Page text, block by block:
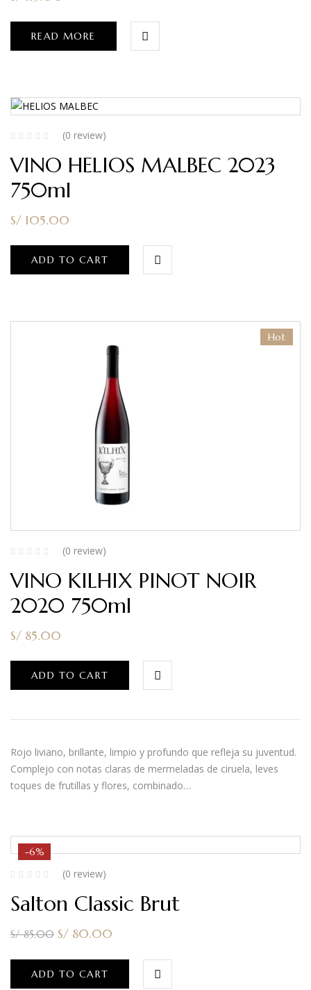
READ MORE
(0 review)
VINO HELIOS MALBEC 2023
750ml
S/ 105.00
ADD TO CART
Hot
(0 review)
VINO KILHIX PINOT NOIR
2020 750ml
S/ 85.00
ADD TO CART
Rojo liviano, brillante, limpio y profundo que refleja su juventud.
Complejo con notas claras de mermeladas de ciruela, leves
toques de frutillas y flores, combinado…
-6%
(0 review)
Salton Classic Brut
S/85.00 S/ 80.00
ADD TO CART